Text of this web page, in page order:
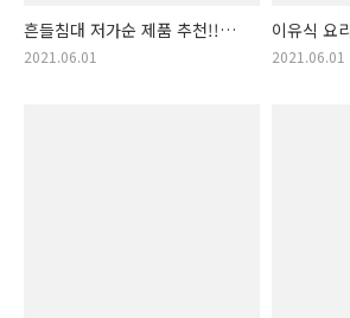
흔들침대 저가순 제품 추천!!
아기 흔들 침대 저가순! (아기
2021.06.01
이유식 요
상품 리스
2021.06.01